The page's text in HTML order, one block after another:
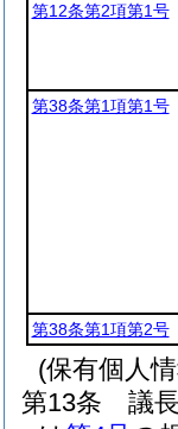
第12条第2項第1号
第38条第1項第1号
第38条第1項第2号
(保有個人
第13条
議